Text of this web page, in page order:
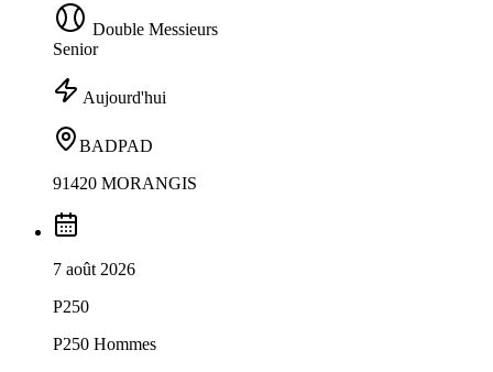
Double Messieurs
Senior
Aujourd'hui
BADPAD
91420 MORANGIS
7 août 2026
P250
P250 Hommes